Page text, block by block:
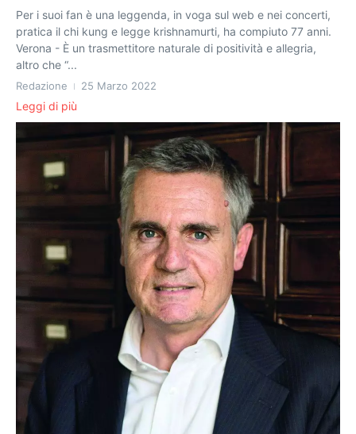
Per i suoi fan è una leggenda, in voga sul web e nei concerti,
pratica il chi kung e legge krishnamurti, ha compiuto 77 anni.
Verona - È un trasmettitore naturale di positività e allegria,
altro che “...
Redazione 25 Marzo 2022
Leggi di più